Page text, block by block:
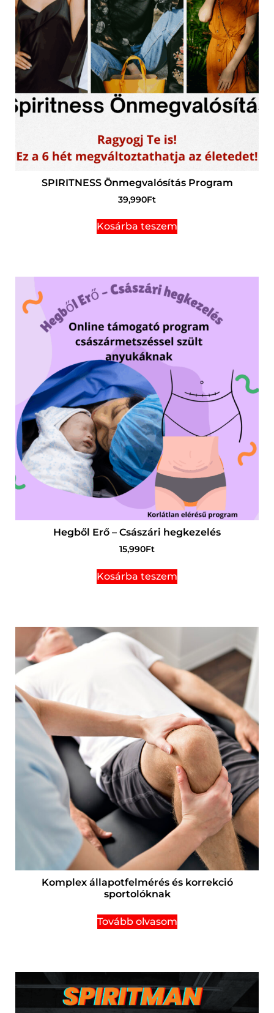
SPIRITNESS Önmegvalósítás Program
39,990Ft
Kosárba teszem
Hegből Erő – Császári hegkezelés
15,990Ft
Kosárba teszem
Komplex állapotfelmérés és korrekció
sportolóknak
Tovább olvasom